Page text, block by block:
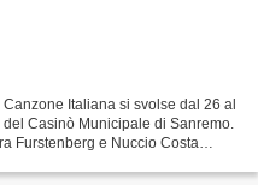
Italiana si svolse dal 26 al
Casinò Municipale di Sanremo.
Furstenberg e Nuccio Costa